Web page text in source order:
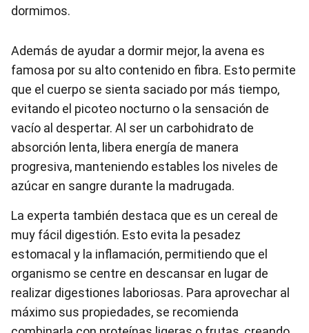
dormimos.
Además de ayudar a dormir mejor, la avena es
famosa por su alto contenido en fibra. Esto permite
que el cuerpo se sienta saciado por más tiempo,
evitando el picoteo nocturno o la sensación de
vacío al despertar. Al ser un carbohidrato de
absorción lenta, libera energía de manera
progresiva, manteniendo estables los niveles de
azúcar en sangre durante la madrugada.
La experta también destaca que es un cereal de
muy fácil digestión. Esto evita la pesadez
estomacal y la inflamación, permitiendo que el
organismo se centre en descansar en lugar de
realizar digestiones laboriosas. Para aprovechar al
máximo sus propiedades, se recomienda